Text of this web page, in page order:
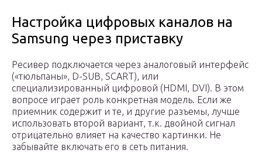
Настройка цифровых каналов на
Samsung через приставку
Ресивер подключается через аналоговый интерфейс
(«тюльпаны», D-SUB, SCART), или
специализированный цифровой (HDMI, DVI). В этом
вопросе играет роль конкретная модель. Если же
приемник содержит и те, и другие разъемы, лучше
использовать второй вариант, т.к. двойной сигнал
отрицательно влияет на качество картинки. Не
забывайте включать его в сеть питания.